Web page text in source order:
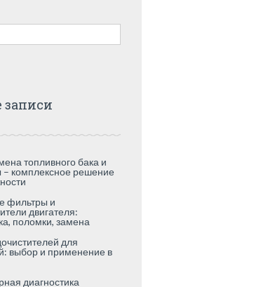
записи
топливного бака и
– комплексное решение
фильтры и
двигателя:
поломки, замена
для
выбор и применение в
диагностика